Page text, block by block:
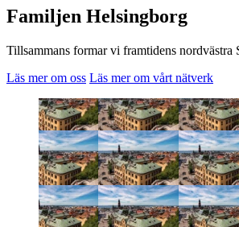
Familjen Helsingborg
Tillsammans formar vi framtidens
Läs mer om oss Läs mer om vårt nätverk